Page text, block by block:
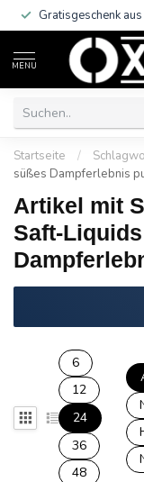
Gratisgeschenk
MENU
Startseite /
süßes Dampferlebnis
Artikel mit
Saft-
6
12
24
36
48